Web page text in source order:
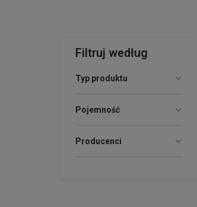
Filtruj według
Typ produktu
Pojemność
Producenci